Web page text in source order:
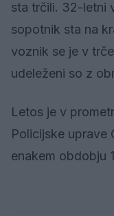
sta trčili. 32-letni
sopotnik sta na
voznik se je v
udeleženi so z
Letos je v
Policijske uprave
enakem obdobju